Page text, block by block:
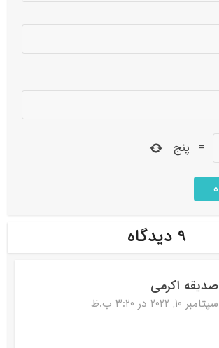
= پنج
۹ دیدگاه
صدیقه اکرمی
سپتامبر 10, 2022 در 3:20 ب.ظ